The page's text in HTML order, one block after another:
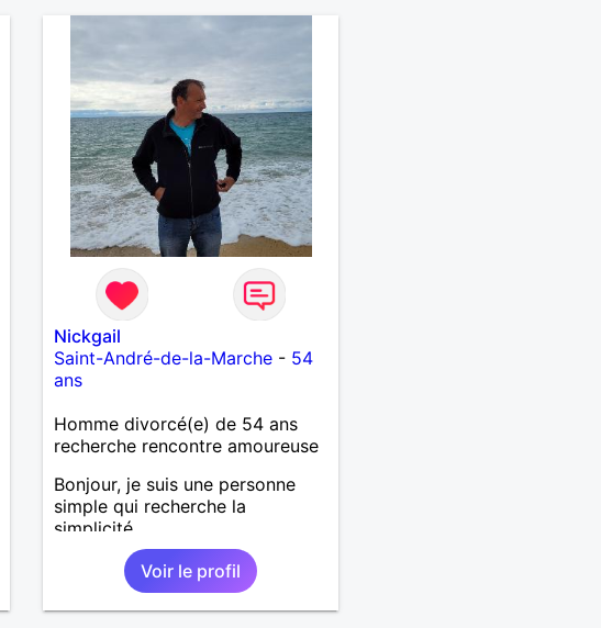
Nickgail
Saint-André-de-la-Marche - 54
ans
Homme divorcé(e) de 54 ans
recherche rencontre amoureuse
Bonjour, je suis une personne
simple qui recherche la
simplicité.
Voir le profil